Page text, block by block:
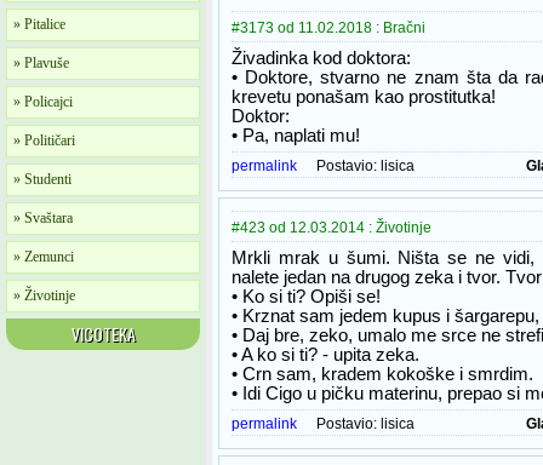
» Pitalice
» Plavuše
» Policajci
» Političari
» Studenti
» Svaštara
» Zemunci
» Životinje
VICOTEKA
#3173 od 11.02.2018 : Bračni
Živadinka kod doktora:
• Doktore, stvarno ne znam šta da
krevetu ponašam kao prostitutka!
Doktor:
• Pa, naplati mu!
permalink Postavio: lisica
#423 od 12.03.2014 : Životinje
Mrkli mrak u šumi. Ništa se ne vidi,
nalete jedan na drugog zeka i tvor.
• Ko si ti? Opiši se!
• Krznat sam jedem kupus i
• Daj bre, zeko, umalo me srce ne
• A ko si ti? - upita zeka.
• Crn sam, kradem kokoške i smrdim.
• Idi Cigo u pičku materinu, prepao si
permalink Postavio: lisica